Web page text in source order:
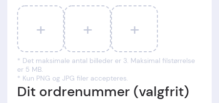
+ + +
* Det maksimale antal billeder er 3. Maksimal filstørrelse
er 5 MB.
* Kun PNG og JPG filer accepteres.
Dit ordrenummer (valgfrit)